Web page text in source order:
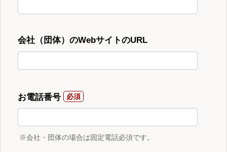
会社（団体）のWebサイトのURL
お電話番号
※会社・団体の場合は固定電話必須です。